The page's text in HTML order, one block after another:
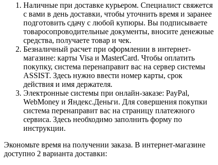
Наличные при доставке курьером. Специалист свяжется
с вами в день доставки, чтобы уточнить время и заранее
подготовить сдачу с любой купюры. Вы подписываете
товаросопроводительные документы, вносите денежные
средства, получаете товар и чек.
Безналичный расчет при оформлении в интернет-
магазине: карты Visa и MasterCard. Чтобы оплатить
покупку, система перенаправит вас на сервер системы
ASSIST. Здесь нужно ввести номер карты, срок
действия и имя держателя.
Электронные системы при онлайн-заказе: PayPal,
WebMoney и Яндекс.Деньги. Для совершения покупки
система перенаправит вас на страницу платежного
сервиса. Здесь необходимо заполнить форму по
инструкции.
Экономьте время на получении заказа. В интернет-магазине
доступно 2 варианта доставки: